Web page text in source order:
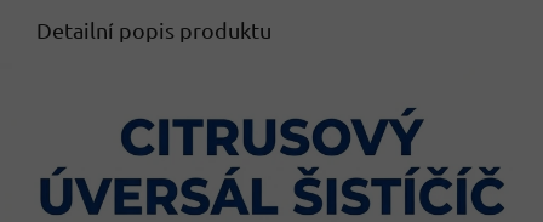
Detailní popis produktu